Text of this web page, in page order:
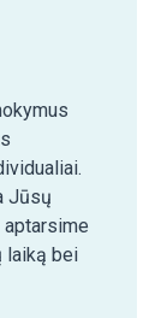
Jūsų
laiką bei